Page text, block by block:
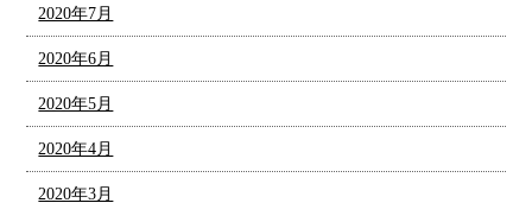
2020年7月
2020年6月
2020年5月
2020年4月
2020年3月